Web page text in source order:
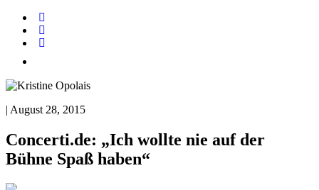
| August 28, 2015
Concerti.de: „Ich wollte nie auf der
Bühne Spaß haben“